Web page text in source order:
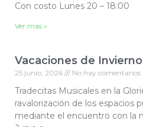
Con costo Lunes 20 – 18:00
Ver mas »
Vacaciones de
25 junio, 2026 No hay comentarios
Tradecitas Musicales en la
ravalorización de los espacios
mediante el encuentro con la